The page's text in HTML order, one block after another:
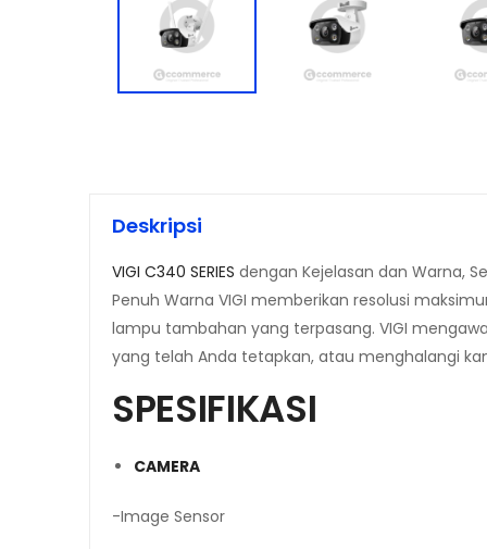
Deskripsi
VIGI C340 SERIES dengan Kejelasan dan Warna,
Penuh Warna VIGI memberikan resolusi
lampu tambahan yang terpasang. VIGI
yang telah Anda tetapkan, atau menghalangi
SPESIFIKASI
CAMERA
-Image Sensor